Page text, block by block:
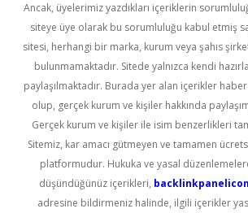
Ancak, üyelerimiz yazdıkları içeriklerin
siteye üye olarak bu sorumluluğu kabul etmiş
sitesi, herhangi bir marka, kurum veya şahıs
bulunmamaktadır. Sitede yalnızca kendi
paylaşılmaktadır. Burada yer alan içerikler
olup, gerçek kurum ve kişiler hakkında
Gerçek kurum ve kişiler ile isim benzerlikleri
Sitemiz, kar amacı gütmeyen ve tamamen
platformudur. Hukuka ve yasal
düşündüğünüz içerikleri,
adresine bildirmeniz halinde, ilgili içerikler